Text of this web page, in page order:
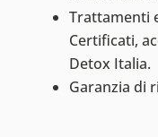
Trattamenti
Certificati,
Detox Italia.
Garanzia di